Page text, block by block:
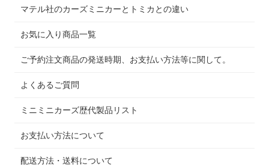
マテル社のカーズミニカーとトミカとの違い
お気に入り商品一覧
ご予約注文商品の発送時期、お支払い方法等に関して。
よくあるご質問
ミニミニカーズ歴代製品リスト
お支払い方法について
配送方法・送料について